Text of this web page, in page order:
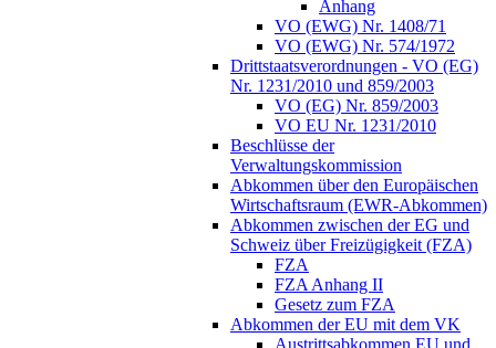
Anhang
VO (EWG) Nr. 1408/71
VO (EWG) Nr. 574/1972
Drittstaatsverordnungen - VO (EG)
Nr. 1231/2010 und 859/2003
VO (EG) Nr. 859/2003
VO EU Nr. 1231/2010
Beschlüsse der
Verwaltungskommission
Abkommen über den Europäischen
Wirtschaftsraum (EWR-Abkommen)
Abkommen zwischen der EG und
Schweiz über Freizügigkeit (FZA)
FZA
FZA Anhang II
Gesetz zum FZA
Abkommen der EU mit dem VK
Austrittsabkommen EU und